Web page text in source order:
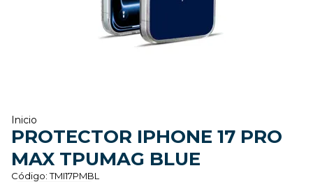
Inicio
PROTECTOR IPHONE 17 PRO
MAX TPUMAG BLUE
Código:TMI17PMBL